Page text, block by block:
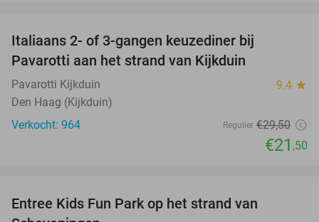
Italiaans 2- of 3-gangen keuzediner bij
Pavarotti aan het strand van Kijkduin
Pavarotti Kijkduin 9.4 star
Den Haag (Kijkduin)
Verkocht: 964
Regulier €29,50
€21 ,50
Entree Kids Fun Park op het strand van